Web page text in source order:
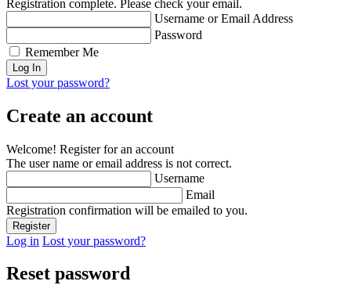
Registration complete. Please check your email.
Username or Email Address
Password
Remember Me
Lost your password?
Create an account
Welcome! Register for an account
The user name or email address is not correct.
Username
Email
Registration confirmation will be emailed to you.
Log in Lost your password?
Reset password